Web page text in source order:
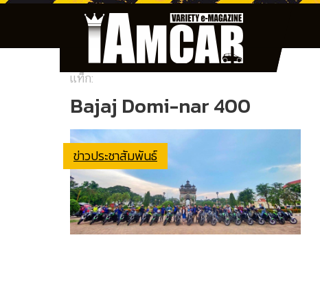
แท็ก:
Bajaj Domi-nar 400
ข่าวประชาสัมพันธ์